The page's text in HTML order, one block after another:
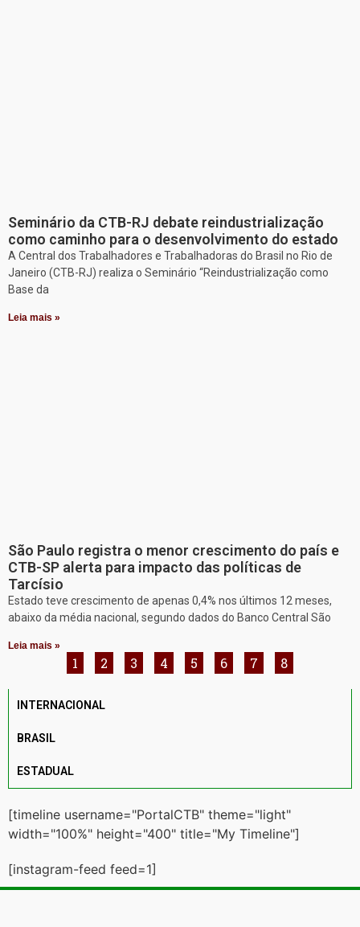
Seminário da CTB-RJ debate reindustrialização
como caminho para o desenvolvimento do estado
A Central dos Trabalhadores e Trabalhadoras do Brasil no Rio de
Janeiro (CTB-RJ) realiza o Seminário “Reindustrialização como
Base da
Leia mais »
São Paulo registra o menor crescimento do país e
CTB-SP alerta para impacto das políticas de
Tarcísio
Estado teve crescimento de apenas 0,4% nos últimos 12 meses,
abaixo da média nacional, segundo dados do Banco Central São
Leia mais »
1 2 3 4 5 6 7 8
INTERNACIONAL
BRASIL
ESTADUAL
[timeline username="PortalCTB" theme="light"
width="100%" height="400" title="My Timeline"]
[instagram-feed feed=1]